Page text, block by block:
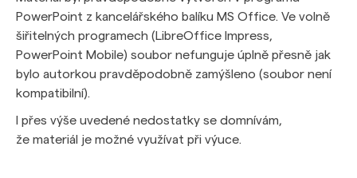
PowerPoint z kancelářského balíku MS Office. Ve volně
šiřitelných programech (LibreOffice Impress,
PowerPoint Mobile) soubor nefunguje úplně přesně jak
bylo autorkou pravděpodobně zamýšleno (soubor není
kompatibilní).
I přes výše uvedené nedostatky se domnívám,
že materiál je možné využívat při výuce.